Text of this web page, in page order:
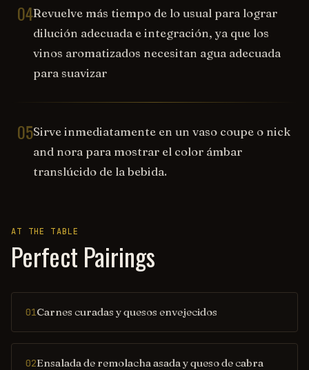
04Revuelve más tiempo de lo usual para lograr
dilución adecuada e integración, ya que los
vinos aromatizados necesitan agua adecuada
para suavizar
05Sirve inmediatamente en un vaso coupe o nick
and nora para mostrar el color ámbar
translúcido de la bebida.
AT THE TABLE
Perfect Pairings
01Carnes curadas y quesos envejecidos
02Ensalada de remolacha asada y queso de cabra